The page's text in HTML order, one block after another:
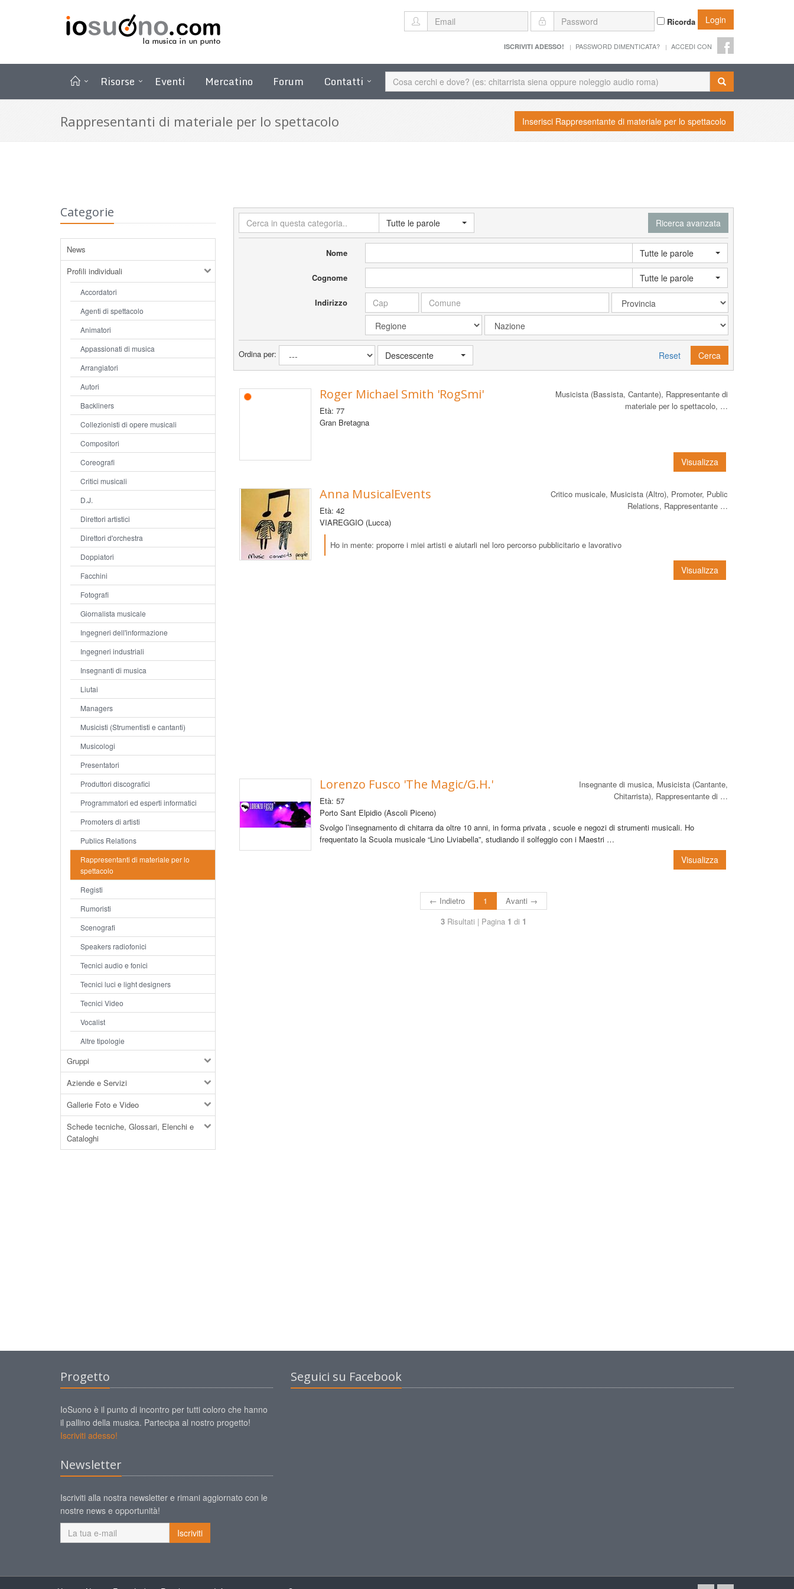
Ricorda Login
ISCRIVITI ADESSO! PASSWORD DIMENTICATA? ACCEDI CON
Risorse Eventi Mercatino Forum Contatti
Rappresentanti di materiale per lo spettacolo Inserisci Rappresentante di materiale per lo spettacolo
Categorie
News
Profili individuali
Accordatori
Agenti di spettacolo
Animatori
Appassionati di musica
Arrangiatori
Autori
Backliners
Collezionisti di opere musicali
Compositori
Coreografi
Critici musicali
D.J.
Direttori artistici
Direttori d'orchestra
Doppiatori
Facchini
Fotografi
Giornalista musicale
Ingegneri dell'informazione
Ingegneri industriali
Insegnanti di musica
Liutai
Managers
Musicisti (Strumentisti e cantanti)
Musicologi
Presentatori
Produttori discografici
Programmatori ed esperti informatici
Promoters di artisti
Publics Relations
Rappresentanti di materiale per lo
spettacolo
Registi
Rumoristi
Scenografi
Speakers radiofonici
Tecnici audio e fonici
Tecnici luci e light designers
Tecnici Video
Vocalist
Altre tipologie
Gruppi
Aziende e Servizi
Gallerie Foto e Video
Schede tecniche, Glossari, Elenchi e
Cataloghi
Tutte le parole Ricerca avanzata
Nome Tutte le parole
Cognome Tutte le parole
Indirizzo
Reset Cerca
Ordina per: Descescente
Musicista (Bassista, Cantante), Rappresentante di
materiale per lo spettacolo, …
Roger Michael Smith 'RogSmi'
Età: 77
Gran Bretagna
Visualizza
Critico musicale, Musicista (Altro), Promoter, Public
Relations, Rappresentante …
Anna MusicalEvents
Età: 42
VIAREGGIO (Lucca)
Ho in mente: proporre i miei artisti e aiutarli nel loro percorso pubblicitario e lavorativo
Visualizza
Insegnante di musica, Musicista (Cantante,
Chitarrista), Rappresentante di …
Lorenzo Fusco 'The Magic/G.H.'
Età: 57
Porto Sant Elpidio (Ascoli Piceno)
Svolgo l’insegnamento di chitarra da oltre 10 anni, in forma privata , scuole e negozi di strumenti musicali. Ho
frequentato la Scuola musicale “Lino Liviabella”, studiando il solfeggio con i Maestri …
Visualizza
← Indietro 1
Avanti →
3Risultati | Pagina 1 di 1
Progetto
IoSuono è il punto di incontro per tutti coloro che hanno
il pallino della musica. Partecipa al nostro progetto!
Iscriviti adesso!
Newsletter
Iscriviti alla nostra newsletter e rimani aggiornato con le
nostre news e opportunità!
Iscriviti
Seguici su Facebook